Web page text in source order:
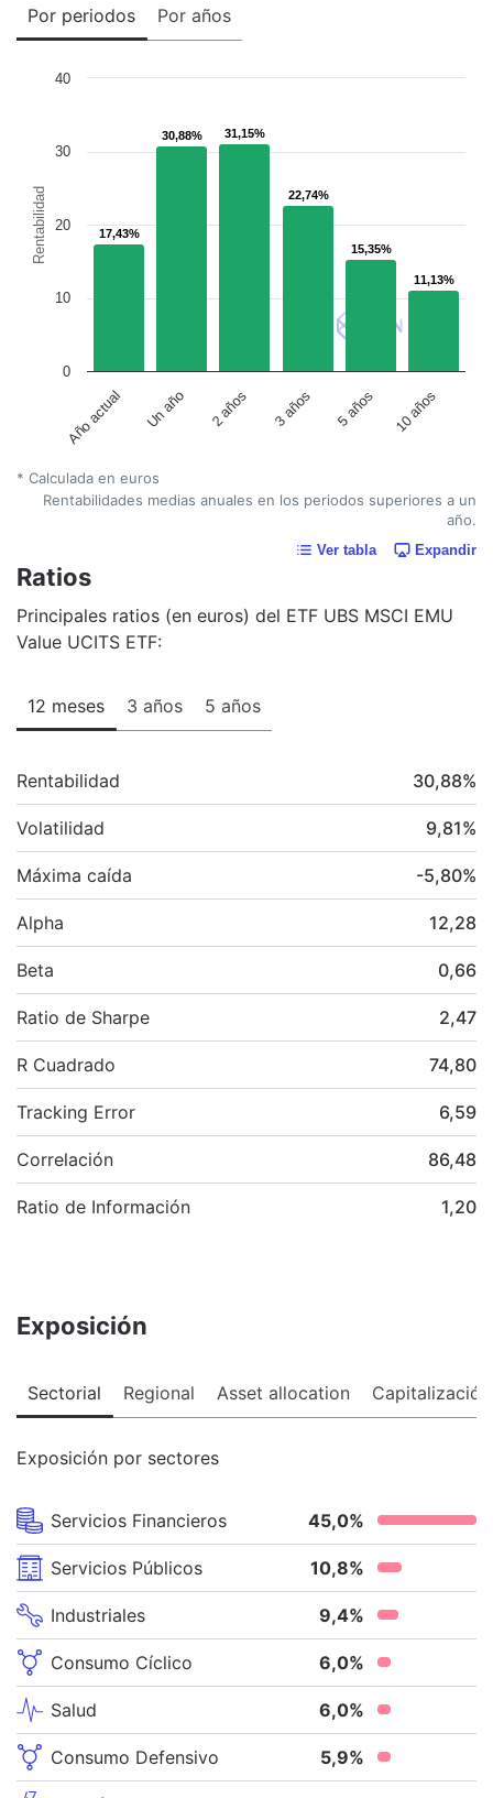
Por periodos Por años
Rentabilidad 17,43%
17,43%
30,88%
30,88% 31,15%
31,15%
22,74%
22,74%
15,35%
15,35%
11,13%
11,13%
Año actual Un año 2 años 3 años 5 años 10 años
0
10
20
30
40
* Calculada en euros
Rentabilidades medias anuales en los periodos superiores a un
año.
Ver tabla Expandir
Ratios
Principales ratios (en euros) del ETF UBS MSCI EMU
Value UCITS ETF:
12 meses 3 años 5 años
Rentabilidad 30,88%
Volatilidad 9,81%
Máxima caída -5,80%
Alpha 12,28
Beta 0,66
Ratio de Sharpe 2,47
R Cuadrado 74,80
Tracking Error 6,59
Correlación 86,48
Ratio de Información 1,20
Exposición
Sectorial Regional Asset allocation Capitalización
Exposición por sectores
Servicios Financieros 45,0%
Servicios Públicos 10,8%
Industriales 9,4%
Consumo Cíclico 6,0%
Salud 6,0%
Consumo Defensivo 5,9%